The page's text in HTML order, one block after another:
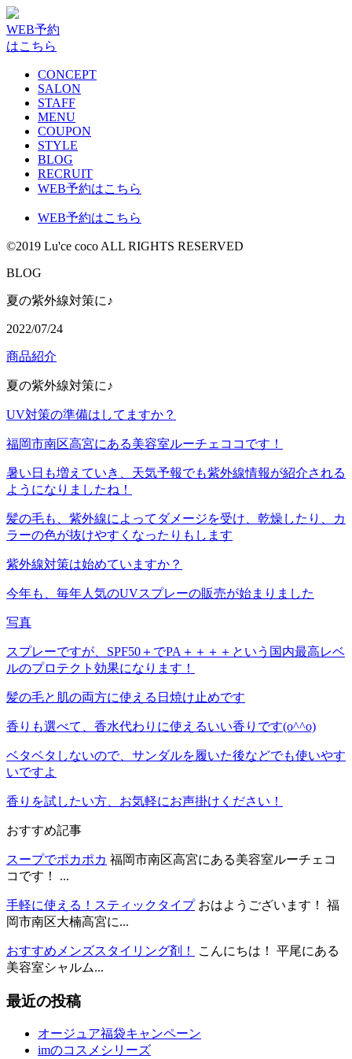
WEB予約
はこちら
CONCEPT
SALON
STAFF
MENU
COUPON
STYLE
BLOG
RECRUIT
WEB予約はこちら
WEB予約はこちら
©2019 Lu'ce coco ALL RIGHTS RESERVED
BLOG
夏の紫外線対策に♪
2022/07/24
商品紹介
夏の紫外線対策に♪
UV対策の準備はしてますか？
福岡市南区高宮にある美容室ルーチェココです！
暑い日も増えていき、天気予報でも紫外線情報が紹介される
ようになりましたね！
髪の毛も、紫外線によってダメージを受け、乾燥したり、カ
ラーの色が抜けやすくなったりもします
紫外線対策は始めていますか？
今年も、毎年人気のUVスプレーの販売が始まりました
写真
スプレーですが、SPF50＋でPA＋＋＋＋という国内最高レベ
ルのプロテクト効果になります！
髪の毛と肌の両方に使える日焼け止めです
香りも選べて、香水代わりに使えるいい香りです(o^^o)
ベタベタしないので、サンダルを履いた後などでも使いやす
いですよ
香りを試したい方、お気軽にお声掛けください！
おすすめ記事
スープでポカポカ 福岡市南区高宮にある美容室ルーチェコ
コです！ ...
手軽に使える！スティックタイプ おはようございます！ 福
岡市南区大楠高宮に...
おすすめメンズスタイリング剤！
こんにちは！ 平尾にある
美容室シャルム...
最近の投稿
オージュア福袋キャンペーン
imのコスメシリーズ